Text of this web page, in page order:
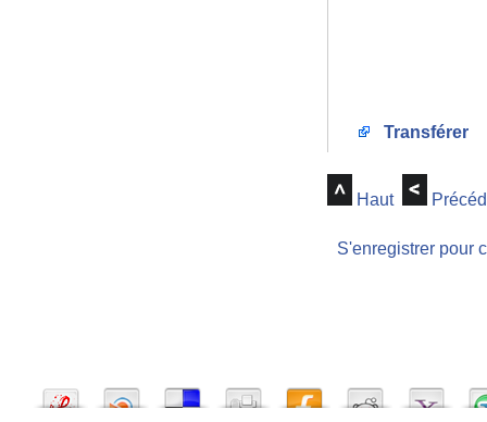
Transférer
Haut
S'enregistrer pour